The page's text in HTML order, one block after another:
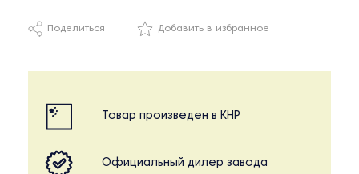
Поделиться Добавить в избранное
Товар произведен в КНР
Официальный дилер завода